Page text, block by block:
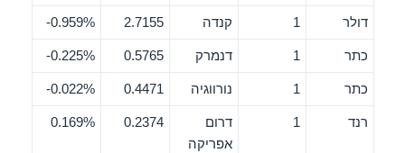
דולר 1 קנדה 2.7155
0.959%-
כתר 1 דנמרק 0.5765
0.225%-
כתר 1 נורווגיה 0.4471
0.022%-
רנד 1
דרום
אפריקה
0.2374
0.169%